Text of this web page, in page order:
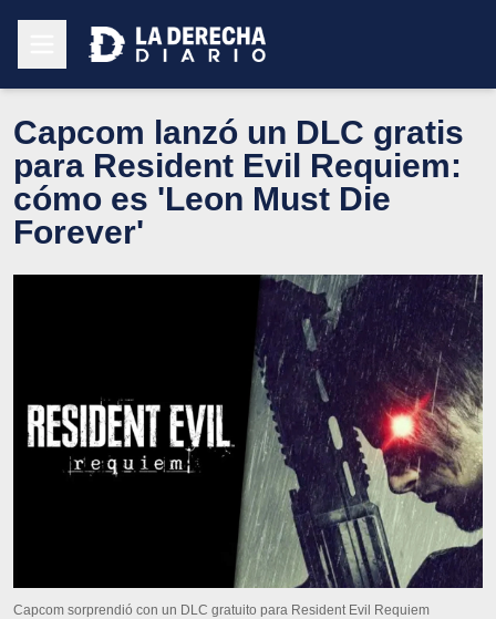
Capcom lanzó un DLC gratis
para Resident Evil Requiem:
cómo es 'Leon Must Die
Forever'
Capcom sorprendió con un DLC gratuito para Resident Evil Requiem